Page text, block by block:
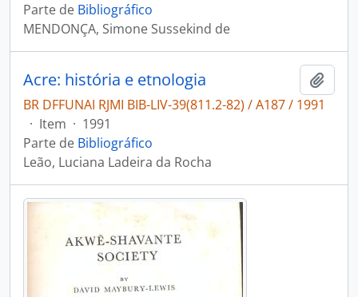
Parte de Bibliográfico
MENDONÇA, Simone Sussekind de
Acre: história e etnologia
BR DFFUNAI RJMI BIB-LIV-39(811.2-82) / A187 / 1991
· Item · 1991
Parte de Bibliográfico
Leão, Luciana Ladeira da Rocha